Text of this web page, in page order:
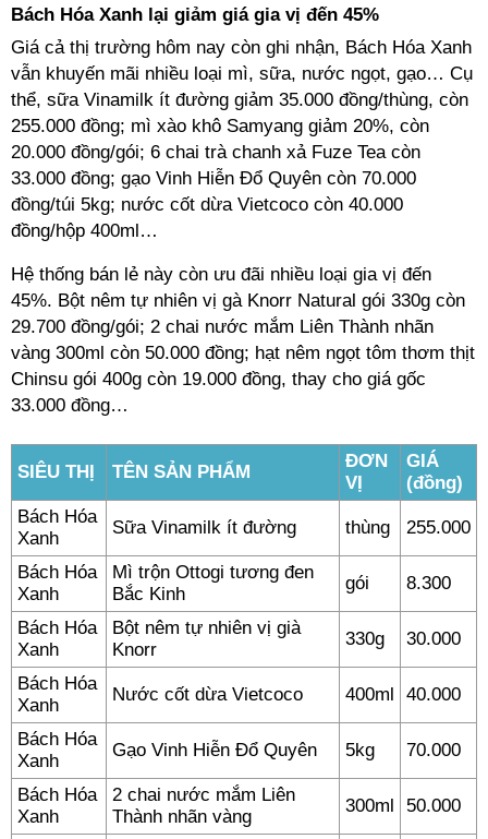
Bách Hóa Xanh lại giảm giá gia vị đến 45%
Giá cả thị trường hôm nay còn ghi nhận, Bách Hóa Xanh
vẫn khuyến mãi nhiều loại mì, sữa, nước ngọt, gạo… Cụ
thể, sữa Vinamilk ít đường giảm 35.000 đồng/thùng, còn
255.000 đồng; mì xào khô Samyang giảm 20%, còn
20.000 đồng/gói; 6 chai trà chanh xả Fuze Tea còn
33.000 đồng; gạo Vinh Hiễn Đổ Quyên còn 70.000
đồng/túi 5kg; nước cốt dừa Vietcoco còn 40.000
đồng/hộp 400ml…
Hệ thống bán lẻ này còn ưu đãi nhiều loại gia vị đến
45%. Bột nêm tự nhiên vị gà Knorr Natural gói 330g còn
29.700 đồng/gói; 2 chai nước mắm Liên Thành nhãn
vàng 300ml còn 50.000 đồng; hạt nêm ngọt tôm thơm thịt
Chinsu gói 400g còn 19.000 đồng, thay cho giá gốc
33.000 đồng…
SIÊU THỊ TÊN SẢN PHẨM
ĐƠN
VỊ
GIÁ
(đồng)
Bách Hóa
Xanh
Sữa Vinamilk ít đường thùng 255.000
Bách Hóa
Xanh
Mì trộn Ottogi tương đen
Bắc Kinh
gói 8.300
Bách Hóa
Xanh
Bột nêm tự nhiên vị già
Knorr
330g 30.000
Bách Hóa
Xanh
Nước cốt dừa Vietcoco 400ml 40.000
Bách Hóa
Xanh
Gạo Vinh Hiễn Đổ Quyên 5kg 70.000
Bách Hóa
Xanh
2 chai nước mắm Liên
Thành nhãn vàng
300ml 50.000